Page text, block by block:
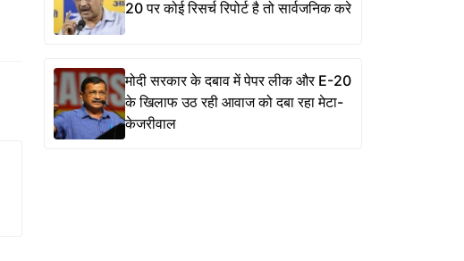
20 पर कोई रिसर्च रिपोर्ट है तो सार्वजनिक करे
मोदी सरकार के दबाव में पेपर लीक और E-20
के खिलाफ उठ रही आवाज को दबा रहा मेटा-
केजरीवाल